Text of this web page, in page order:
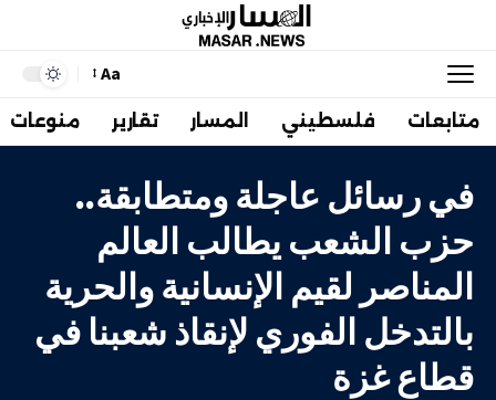
Aa
متابعات فلسطيني المسار تقارير منوعات
في رسائل عاجلة ومتطابقة..
حزب الشعب يطالب العالم
المناصر لقيم الإنسانية والحرية
بالتدخل الفوري لإنقاذ شعبنا في
قطاع غزة